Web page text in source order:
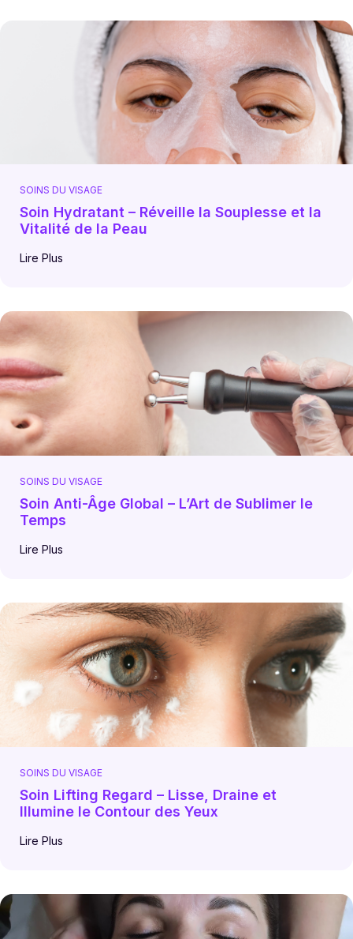
SOINS DU VISAGE
Soin Hydratant – Réveille la Souplesse et la
Vitalité de la Peau
Lire Plus
SOINS DU VISAGE
Soin Anti-Âge Global – L’Art de Sublimer le
Temps
Lire Plus
SOINS DU VISAGE
Soin Lifting Regard – Lisse, Draine et
Illumine le Contour des Yeux
Lire Plus